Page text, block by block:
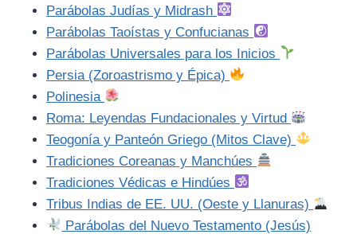
Parábolas Judías y Midrash
Parábolas Taoístas y Confucianas
Parábolas Universales para los Inicios
Persia (Zoroastrismo y Épica)
Polinesia
Roma: Leyendas Fundacionales y Virtud
Teogonía y Panteón Griego (Mitos Clave)
Tradiciones Coreanas y Manchúes
Tradiciones Védicas e Hindúes
Tribus Indias de EE. UU. (Oeste y Llanuras)
Parábolas del Nuevo Testamento (Jesús)